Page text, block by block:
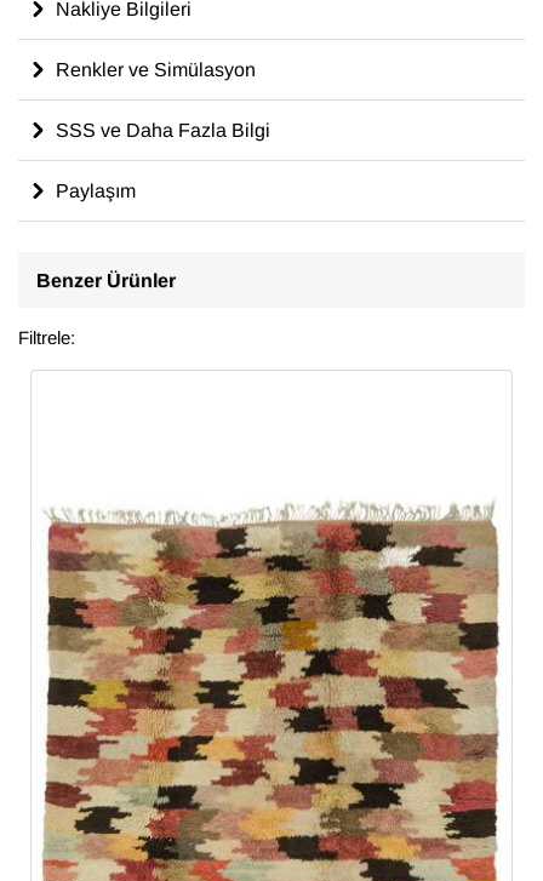
Nakliye Bilgileri
Renkler ve Simülasyon
SSS ve Daha Fazla Bilgi
Paylaşım
Benzer Ürünler
Filtrele: